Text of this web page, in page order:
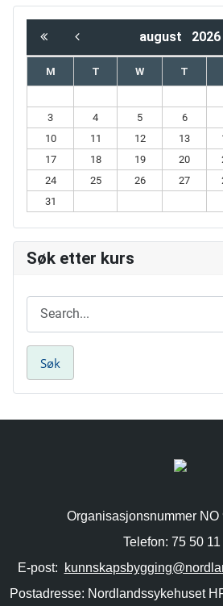
august 2026
M T W T
3
4 5 6
10
11 12 13
17
18 19 20
24
25 26 27
31
Søk etter kurs
Organisasjonsnummer NO
Telefon: 75 50 11
E-post:
Postadresse: Nordlandssykehuset